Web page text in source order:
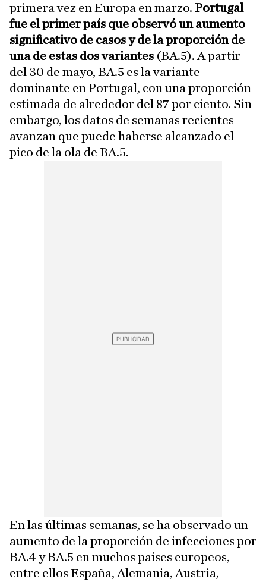
primera vez en Europa en marzo. Portugal
fue el primer país que observó un aumento
significativo de casos y de la proporción de
una de estas dos variantes (BA.5). A partir
del 30 de mayo, BA.5 es la variante
dominante en Portugal, con una proporción
estimada de alrededor del 87 por ciento. Sin
embargo, los datos de semanas recientes
avanzan que puede haberse alcanzado el
pico de la ola de BA.5.
En las últimas semanas, se ha observado un
aumento de la proporción de infecciones por
BA.4 y BA.5 en muchos países europeos,
entre ellos España, Alemania, Austria,